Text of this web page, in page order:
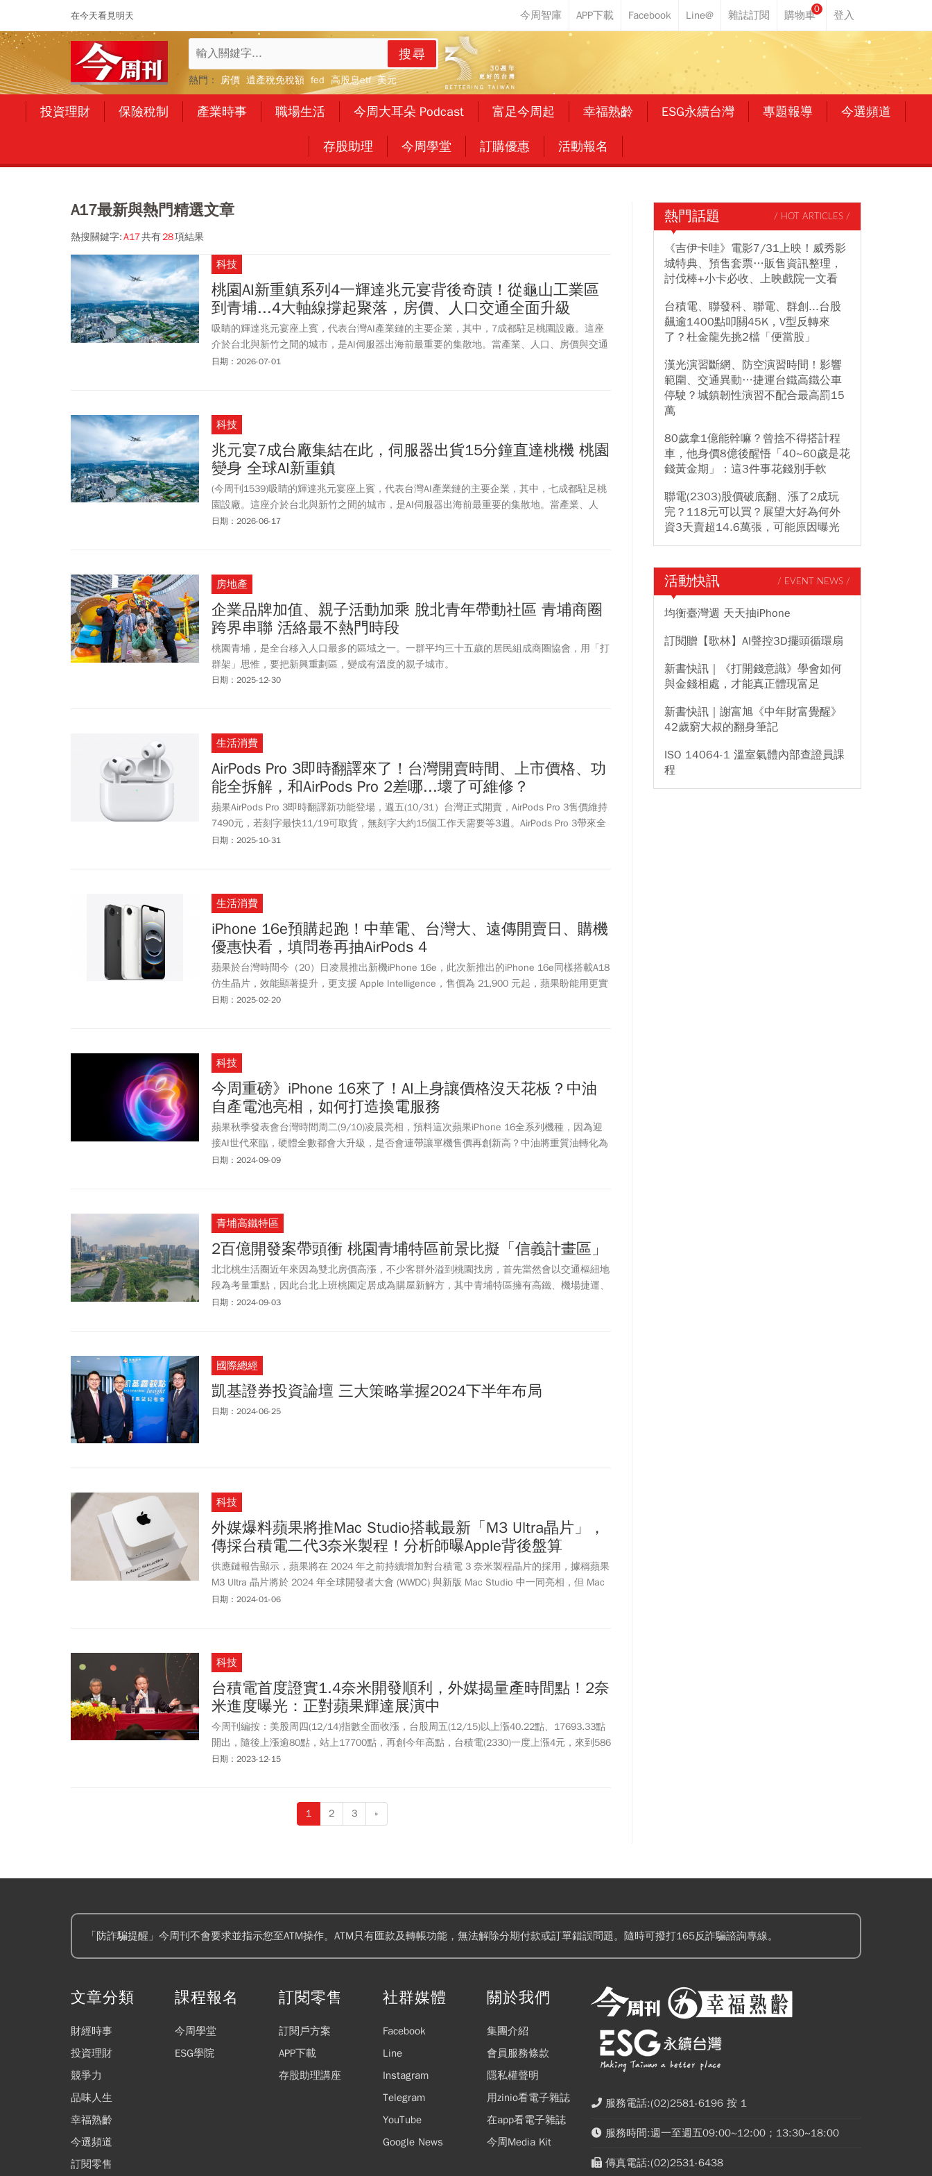
在今天看見明天
0
搜尋
熱門： 房價 遺產稅免稅額 fed 高股息etf 美元
投資理財 保險稅制 產業時事 職場生活 今周大耳朵 Podcast 富足今周起 幸福熟齡 ESG永續台灣 專題報導 今選頻道
存股助理 今周學堂 訂購優惠 活動報名
A17最新與熱門精選文章
熱搜關鍵字:A17共有28項結果
科技
桃園AI新重鎮系列4一輝達兆元宴背後奇蹟！從龜山工業區
到青埔...4大軸線撐起聚落，房價、人口交通全面升級
吸睛的輝達兆元宴座上賓，代表台灣AI產業鏈的主要企業，其中，7成都駐足桃園設廠。這座
介於台北與新竹之間的城市，是AI伺服器出海前最重要的集散地。當產業、人口、房價與交通
一起被重新定價，桃園的下一題也浮現：如何讓產業與生活一起升級。
日期：2026-07-01
科技
兆元宴7成台廠集結在此，伺服器出貨15分鐘直達桃機 桃園
變身 全球AI新重鎮
(今周刊1539)吸睛的輝達兆元宴座上賓，代表台灣AI產業鏈的主要企業，其中，七成都駐足桃
園設廠。這座介於台北與新竹之間的城市，是AI伺服器出海前最重要的集散地。當產業、人
口、房價與交通一起被重新定價，桃園的下一題也浮現：如何讓產業與生活一起升級。
日期：2026-06-17
房地產
企業品牌加值、親子活動加乘 脫北青年帶動社區 青埔商圈
跨界串聯 活絡最不熱門時段
桃園青埔，是全台移入人口最多的區域之一。一群平均三十五歲的居民組成商圈協會，用「打
群架」思惟，要把新興重劃區，變成有溫度的親子城市。
日期：2025-12-30
生活消費
AirPods Pro 3即時翻譯來了！台灣開賣時間、上市價格、功
能全拆解，和AirPods Pro 2差哪...壞了可維修？
蘋果AirPods Pro 3即時翻譯新功能登場，週五(10/31）台灣正式開賣，AirPods Pro 3售價維持
7490元，若刻字最快11/19可取貨，無刻字大約15個工作天需要等3週。AirPods Pro 3帶來全
新3大功能：即時翻譯、升級版主動降噪，以及心率感測，在健康監測、智慧應用與音質體驗
頻道 iFixit 公布對AirPods Pro 3 的完整拆解影片，結論卻是「可維修性」（repairability）拿0
分。《今周刊》整理AirPods Pro 3的上市時間、價格、功能亮點，同時比較和AirPods Pro 2的
差異，帶讀者一次掌握重點。
日期：2025-10-31
生活消費
iPhone 16e預購起跑！中華電、台灣大、遠傳開賣日、購機
優惠快看，填問卷再抽AirPods 4
蘋果於台灣時間今（20）日凌晨推出新機iPhone 16e，此次新推出的iPhone 16e同樣搭載A18
仿生晶片，效能顯著提升，更支援 Apple Intelligence，售價為 21,900 元起，蘋果盼能用更實
惠的價格讓消費者入手，也藉這款新iPhone拓展中低價位市場，吸引更多新客戶。隨著iPhone
日期：2025-02-20
科技
今周重磅》iPhone 16來了！AI上身讓價格沒天花板？中油
自產電池亮相，如何打造換電服務
蘋果秋季發表會台灣時間周二(9/10)凌晨亮相，預料這次蘋果iPhone 16全系列機種，因為迎
接AI世代來臨，硬體全數都會大升級，是否會連帶讓單機售價再創新高？中油將重質油轉化為
「軟碳負極材料」，打造出MIT自產電池，攜手國內機車龍頭三陽，共達打造換電生態圈。兩
日期：2024-09-09
青埔高鐵特區
2百億開發案帶頭衝 桃園青埔特區前景比擬「信義計畫區」
北北桃生活圈近年來因為雙北房價高漲，不少客群外溢到桃園找房，首先當然會以交通樞紐地
段為考量重點，因此台北上班桃園定居成為購屋新解方，其中青埔特區擁有高鐵、機場捷運、
國道等重要交通機能，以青埔特區指標A18高鐵站生活圈來看，今年上半年已有逾2百件成交
日期：2024-09-03
國際總經
凱基證券投資論壇 三大策略掌握2024下半年布局
日期：2024-06-25
科技
外媒爆料蘋果將推Mac Studio搭載最新「M3 Ultra晶片」，
傳採台積電二代3奈米製程！分析師曝Apple背後盤算
供應鏈報告顯示，蘋果將在 2024 年之前持續增加對台積電 3 奈米製程晶片的採用，據稱蘋果
M3 Ultra 晶片將於 2024 年全球開發者大會 (WWDC) 與新版 Mac Studio 中一同亮相，但 Mac
Pro 可能不會加入採用新晶片的陣容。
日期：2024-01-06
科技
台積電首度證實1.4奈米開發順利，外媒揭量產時間點！2奈
米進度曝光：正對蘋果輝達展演中
今周刊編按：美股周四(12/14)指數全面收漲，台股周五(12/15)以上漲40.22點、17693.33點
開出，隨後上漲逾80點，站上17700點，再創今年高點，台積電(2330)一度上漲4元，來到586
元。值得注意的是，台積電在IEEE國際電子元件會議（IEDM）小組研討會上透露， 1.4奈米製
日期：2023-12-15
1 2 3 »
熱門話題 / HOT ARTICLES /
《吉伊卡哇》電影7/31上映！威秀影
城特典、預售套票…販售資訊整理，
討伐棒+小卡必收、上映戲院一文看
台積電、聯發科、聯電、群創...台股
飆逾1400點叩關45K，V型反轉來
了？杜金龍先挑2檔「便當股」
漢光演習斷網、防空演習時間！影響
範圍、交通異動…捷運台鐵高鐵公車
停駛？城鎮韌性演習不配合最高罰15
萬
80歲拿1億能幹嘛？曾捨不得搭計程
車，他身價8億後醒悟「40~60歲是花
錢黃金期」：這3件事花錢別手軟
聯電(2303)股價破底翻、漲了2成玩
完？118元可以買？展望大好為何外
資3天賣超14.6萬張，可能原因曝光
活動快訊 / EVENT NEWS /
均衡臺灣週 天天抽iPhone
訂閱贈【歌林】AI聲控3D擺頭循環扇
新書快訊｜《打開錢意識》學會如何
與金錢相處，才能真正體現富足
新書快訊｜謝富旭《中年財富覺醒》
42歲窮大叔的翻身筆記
ISO 14064-1 溫室氣體內部查證員課
程
「防詐騙提醒」今周刊不會要求並指示您至ATM操作。ATM只有匯款及轉帳功能，無法解除分期付款或訂單錯誤問題。隨時可撥打165反詐騙諮詢專線。
文章分類
財經時事
投資理財
競爭力
品味人生
幸福熟齡
今選頻道
訂閱零售
課程報名
今周學堂
ESG學院
訂閱零售
訂閱戶方案
APP下載
存股助理講座
社群媒體
Facebook
Line
Instagram
Telegram
YouTube
Google News
關於我們
集團介紹
會員服務條款
隱私權聲明
用zinio看電子雜誌
在app看電子雜誌
今周Media Kit
服務電話:(02)2581-6196 按 1
服務時間:週一至週五09:00~12:00；13:30~18:00
傳真電話:(02)2531-6438